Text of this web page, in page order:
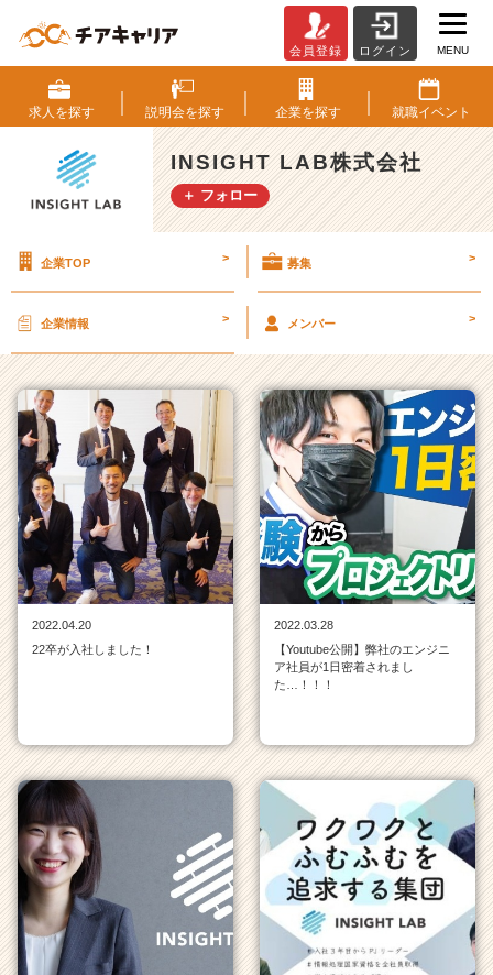
N
S
I
G
H
T
株
社
の
イ
ム
ラ
イ
ン
一
覧
|
長
企
ら
ス
カ
ト
会員登録 ログイン MENU
求人を探す 説明会を探す 企業を探す 就職イベント
INSIGHT LAB株式会社
＋ フォロー
企業TOP > 募集 >
企業情報 > メンバー >
2022.04.20
22卒が入社しました！
2022.03.28
【Youtube公開】弊社のエンジニ
ア社員が1日密着されまし
た…！！！